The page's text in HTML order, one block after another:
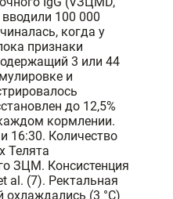
100 000
когда у
признаки
3 или 44
и
до 12,5%
кормлении.
16:30. Количество
Телята
ЗЦМ. Консистенция
al. (7). Ректальная
охлаждались (3 °C)